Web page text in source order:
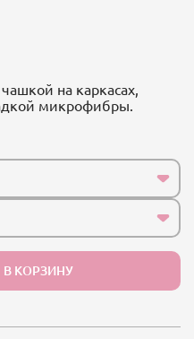
на каркасах,
микрофибры.
В КОРЗИНУ